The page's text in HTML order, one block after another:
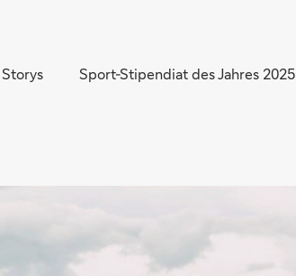
Direkt zur Suche (Enter drücken)
Storys Sport-Stipendiat des Jahres 2025